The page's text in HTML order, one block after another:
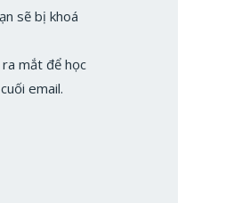
sẽ bị khoá
mắt để học
email.